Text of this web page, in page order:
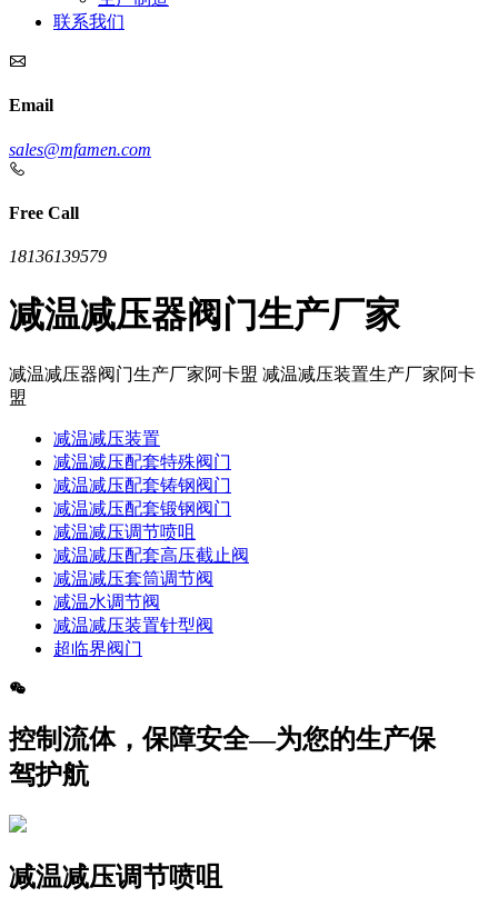
联系我们
Email
sales@mfamen.com
Free Call
18136139579
减温减压器阀门生产厂家
减温减压器阀门生产厂家阿卡盟 减温减压装置生产厂家阿卡
盟
减温减压装置
减温减压配套特殊阀门
减温减压配套铸钢阀门
减温减压配套锻钢阀门
减温减压调节喷咀
减温减压配套高压截止阀
减温减压套筒调节阀
减温水调节阀
减温减压装置针型阀
超临界阀门
控制流体，保障安全—为您的生产保
驾护航
减温减压调节喷咀